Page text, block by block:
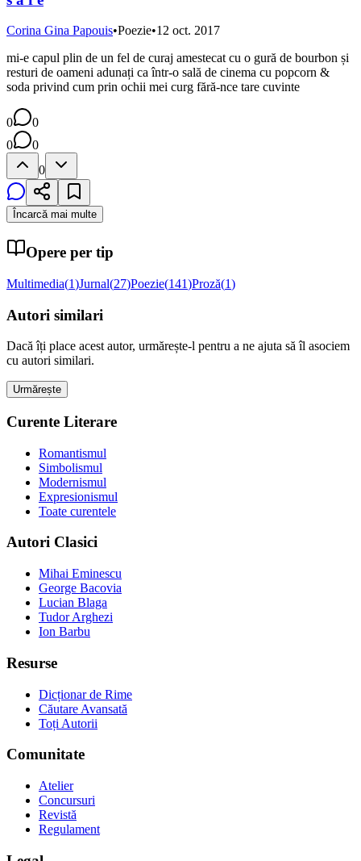
Corina Gina Papouis•Poezie•12 oct. 2017
mi-e capul plin de un fel de curaj amestecat cu o gură de bourbon și
resturi de oameni adunați ca într-o sală de cinema cu popcorn &
soda privind cum prin ochii mei curg fără-nce tare cuvinte
0
0
0
0
0
Încarcă mai multe
Opere per tip
Multimedia(1)Jurnal(27)Poezie(141)Proză(1)
Autori similari
Dacă îți place acest autor, urmărește-l pentru a ne ajuta să îl asociem
cu autori similari.
Urmărește
Curente Literare
Romantismul
Simbolismul
Modernismul
Expresionismul
Toate curentele
Autori Clasici
Mihai Eminescu
George Bacovia
Lucian Blaga
Tudor Arghezi
Ion Barbu
Resurse
Dicționar de Rime
Căutare Avansată
Toți Autorii
Comunitate
Atelier
Concursuri
Revistă
Regulament